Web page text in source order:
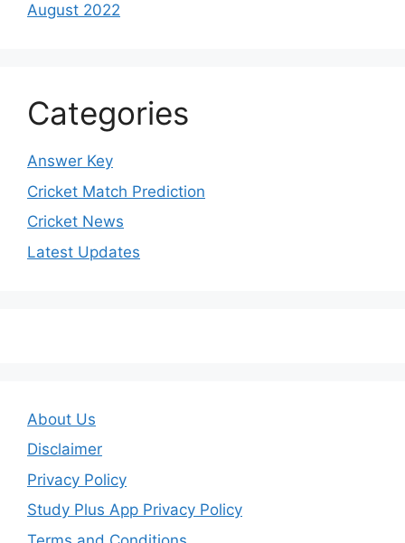
August 2022
Categories
Answer Key
Cricket Match Prediction
Cricket News
Latest Updates
About Us
Disclaimer
Privacy Policy
Study Plus App Privacy Policy